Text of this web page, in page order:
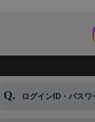
ログインID・パス